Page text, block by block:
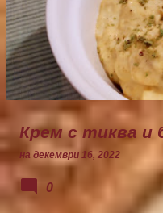
Крем с тиква и
на декември 16, 2022
0